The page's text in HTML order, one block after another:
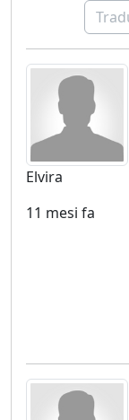
Elvira
11 mesi fa